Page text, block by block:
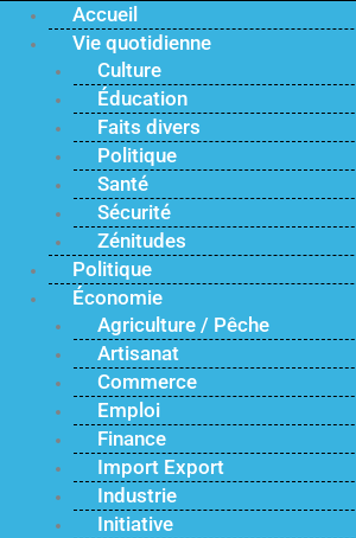
Accueil
Vie quotidienne
Culture
Éducation
Faits divers
Politique
Santé
Sécurité
Zénitudes
Politique
Économie
Agriculture / Pêche
Artisanat
Commerce
Emploi
Finance
Import Export
Industrie
Initiative